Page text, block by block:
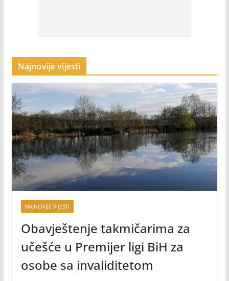
Najnovije vijesti
NAJNOVIJE VIJESTI
Obavještenje takmičarima za
učešće u Premijer ligi BiH za
osobe sa invaliditetom